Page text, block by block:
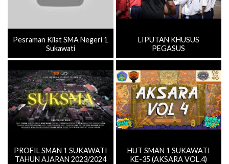
Pesraman Kilat SMA Negeri 1
Sukawati
LIPUTAN KHUSUS
PEGASUS
PROFIL SMAN 1 SUKAWATI
TAHUN AJARAN 2023/2024
HUT SMAN 1 SUKAWATI
KE-35 (AKSARA VOL.4)